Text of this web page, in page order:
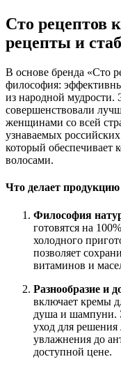
Сто рецептов
рецепты и
В основе бренда «Сто
философия:
из народной мудрости.
совершенствовали
женщинами со всей
узнаваемых
который обеспечивает
волосами.
Что делает
Философия
готовятся на
холодного
позволяет
витаминов и
Разнообразие и
включает кремы
душа и шампуни.
уход для
увлажнения до
доступной цене.